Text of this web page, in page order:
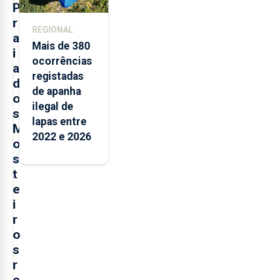
P
r
a
i
a
d
o
s
M
o
s
t
e
i
r
o
s
r
REGIONAL
Mais de 380
ocorrências
registadas
de apanha
ilegal de
lapas entre
2022 e 2026